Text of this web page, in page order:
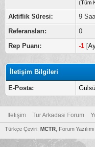
(Tüm
Aktiflik Süresi:
9
Referansları:
0
Rep Puanı:
-1 [
İletişim Bilgileri
E-Posta:
İletişim Tur Arkadasi Forum
Türkçe Çeviri: MCTR , Forum Yazılımı: